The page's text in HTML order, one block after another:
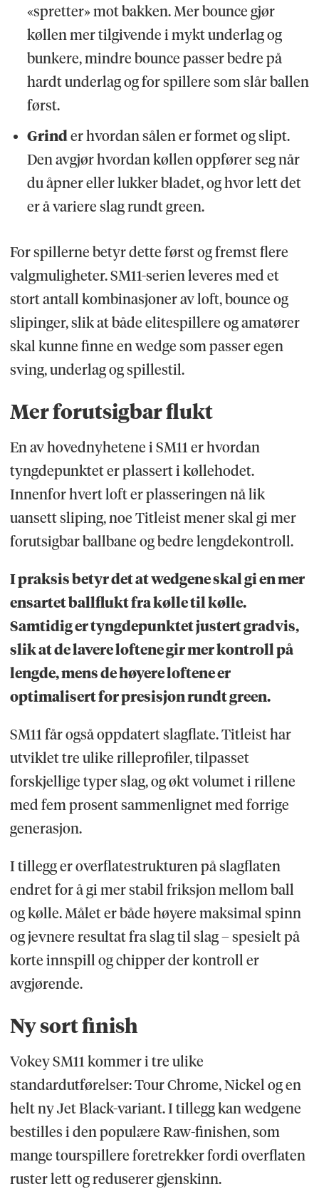
«spretter» mot bakken. Mer bounce gjør
køllen mer tilgivende i mykt underlag og
bunkere, mindre bounce passer bedre på
hardt underlag og for spillere som slår ballen
først.
Grinder hvordan sålen er formet og slipt.
Den avgjør hvordan køllen oppfører seg når
du åpner eller lukker bladet, og hvor lett det
er å variere slag rundt green.
For spillerne betyr dette først og fremst flere
valgmuligheter. SM11-serien leveres med et
stort antall kombinasjoner av loft, bounce og
slipinger, slik at både elitespillere og amatører
skal kunne finne en wedge som passer egen
sving, underlag og spillestil.
Mer forutsigbar flukt
En av hovednyhetene i SM11 er hvordan
tyngdepunktet er plassert i køllehodet.
Innenfor hvert loft er plasseringen nå lik
uansett sliping, noe Titleist mener skal gi mer
forutsigbar ballbane og bedre lengdekontroll.
I praksis betyr det at wedgene skal gi en mer
ensartet ballflukt fra kølle til kølle.
Samtidig er tyngdepunktet justert gradvis,
slik at de lavere loftene gir mer kontroll på
lengde, mens de høyere loftene er
optimalisert for presisjon rundt green.
SM11 får også oppdatert slagflate. Titleist har
utviklet tre ulike rilleprofiler, tilpasset
forskjellige typer slag, og økt volumet i rillene
med fem prosent sammenlignet med forrige
generasjon.
I tillegg er overflatestrukturen på slagflaten
endret for å gi mer stabil friksjon mellom ball
og kølle. Målet er både høyere maksimal spinn
og jevnere resultat fra slag til slag – spesielt på
korte innspill og chipper der kontroll er
avgjørende.
Ny sort finish
Vokey SM11 kommer i tre ulike
standardutførelser: Tour Chrome, Nickel og en
helt ny Jet Black-variant. I tillegg kan wedgene
bestilles i den populære Raw-finishen, som
mange tourspillere foretrekker fordi overflaten
ruster lett og reduserer gjenskinn.